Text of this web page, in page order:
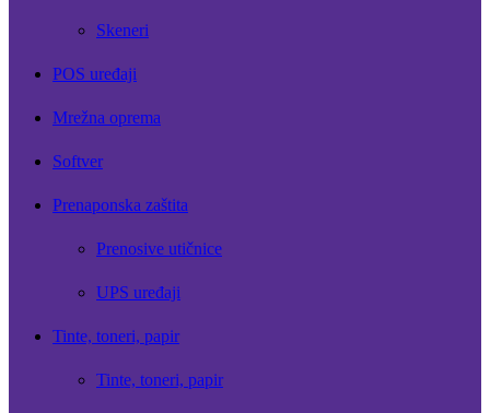
Skeneri
POS uređaji
Mrežna oprema
Softver
Prenaponska zaštita
Prenosive utičnice
UPS uređaji
Tinte, toneri, papir
Tinte, toneri, papir